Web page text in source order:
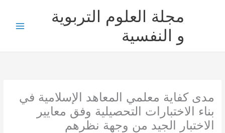
مجلة العلوم التربوية
و النفسية
مدى كفاية معلمي المعاهد الإسلامية في
بناء الاختبارات التحصيلية وفق معايير
الاختبار الجيد من وجهة نظرهم